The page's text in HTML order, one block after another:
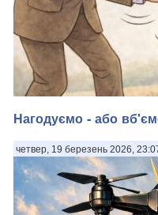
Нагодуємо - або
четвер, 19 березень 2026,